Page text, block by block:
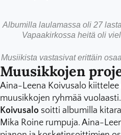
Albumilla laulamassa oli 27
Vapaakirkossa heitä oli
Musiikista vastasivat erittäin
Muusikkojen
Aina-Leena Koivusalo
muusikkojen ryhmää
Koivusalo soitti albumilla
Mika Roine rumpuja. Aina-